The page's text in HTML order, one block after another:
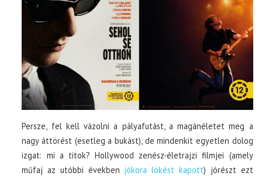
Persze, fel kell vázolni a pályafutást, a magánéletet meg a
nagy áttörést (esetleg a bukást), de mindenkit egyetlen dolog
izgat: mi a titok? Hollywood zenész-életrajzi filmjei (amely
műfaj az utóbbi években jókora lökést kapott) jórészt ezt